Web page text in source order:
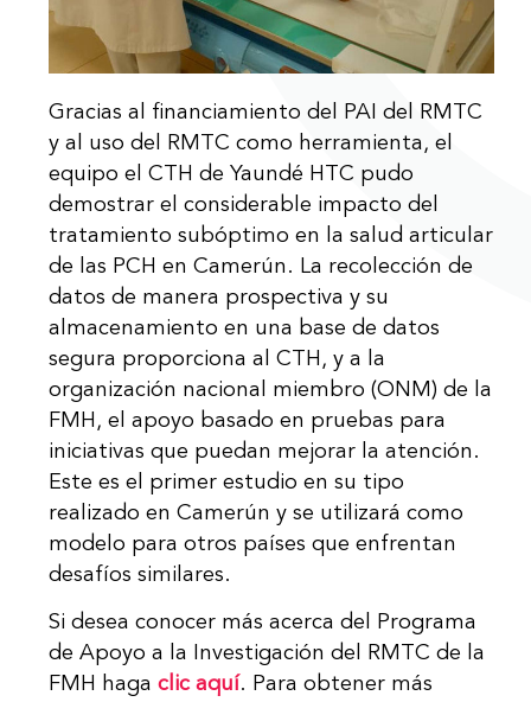
Gracias al financiamiento del PAI del RMTC
y al uso del RMTC como herramienta, el
equipo el CTH de Yaundé HTC pudo
demostrar el considerable impacto del
tratamiento subóptimo en la salud articular
de las PCH en Camerún. La recolección de
datos de manera prospectiva y su
almacenamiento en una base de datos
segura proporciona al CTH, y a la
organización nacional miembro (ONM) de la
FMH, el apoyo basado en pruebas para
iniciativas que puedan mejorar la atención.
Este es el primer estudio en su tipo
realizado en Camerún y se utilizará como
modelo para otros países que enfrentan
desafíos similares.
Si desea conocer más acerca del Programa
de Apoyo a la Investigación del RMTC de la
FMH hagaclic aquí. Para obtener más